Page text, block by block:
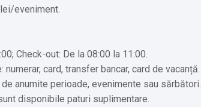
eveniment.
Check-out: De la 08:00 la 11:00.
card, transfer bancar, card de vacanță.
anumite perioade, evenimente sau sărbători.
disponibile paturi suplimentare.